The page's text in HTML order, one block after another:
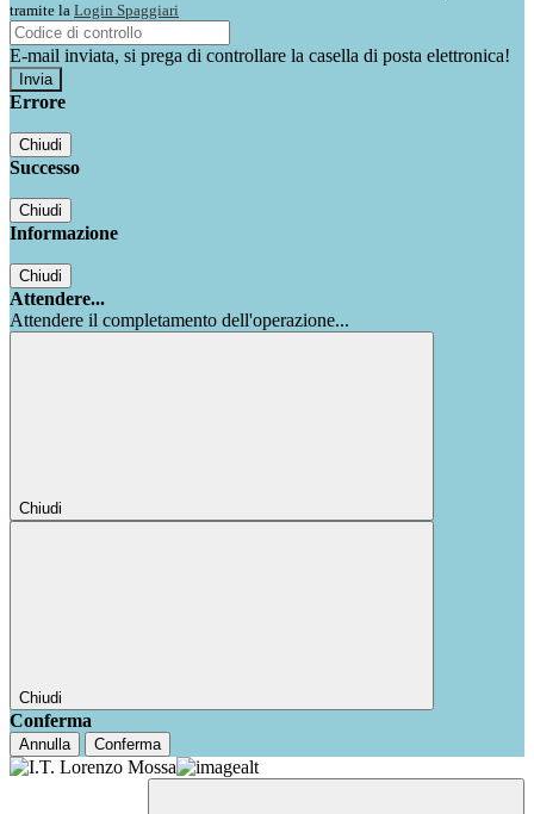
tramite la Login Spaggiari
E-mail inviata, si prega di controllare la casella di posta elettronica!
Errore
Chiudi
Successo
Chiudi
Informazione
Chiudi
Attendere...
Attendere il completamento dell'operazione...
Chiudi
Chiudi
Conferma
Annulla Conferma